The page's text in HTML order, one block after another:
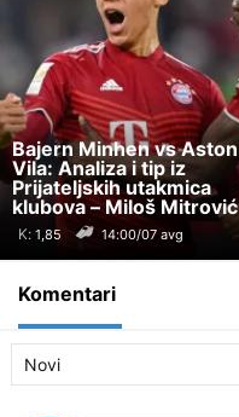
Bajern Minhen vs Aston
Vila: Analiza i tip iz
Prijateljskih utakmica
klubova – Miloš Mitrović
K: 14:00/07 avg
Komentari
Novi